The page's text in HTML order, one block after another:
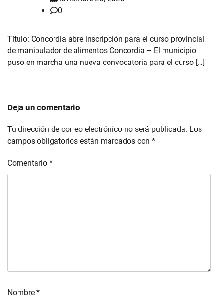
0
Título: Concordia abre inscripción para el curso provincial
de manipulador de alimentos Concordia – El municipio
puso en marcha una nueva convocatoria para el curso […]
Deja un comentario
Tu dirección de correo electrónico no será publicada. Los
campos obligatorios están marcados con *
Comentario *
Nombre *